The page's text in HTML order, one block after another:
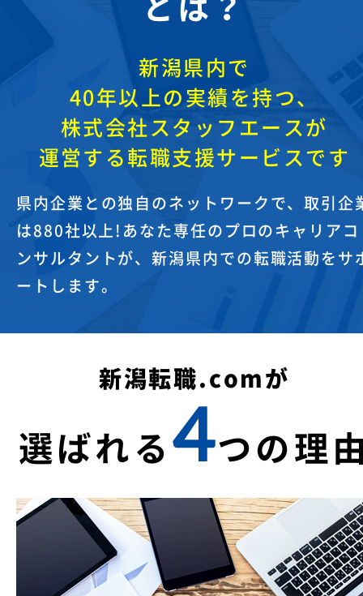
とは？
新潟県内で
40年以上の実績を持つ、
株式会社スタッフエースが
運営する転職支援サービスです
県内企業との独自のネットワークで、取引企
は880社以上! あなた専任のプロのキャリアコ
ンサルタントが、新潟県内での転職活動をサ
ートします。
新潟転職.comが
選ばれる 4つの理